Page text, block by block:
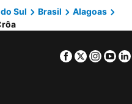
da Praia Hotéis na praia
Seco Hotéis na praia
Sul Brasil
Alagoas
Facebook
Twitter